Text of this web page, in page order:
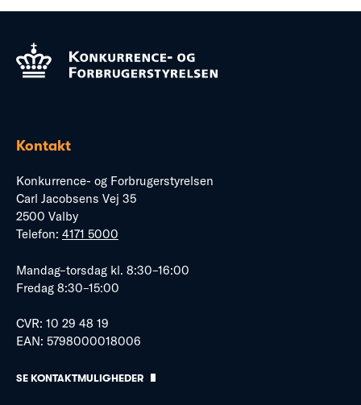
Kontakt
Konkurrence- og Forbrugerstyrelsen
Carl Jacobsens Vej 35
2500 Valby
Telefon: 4171 5000
Mandag–torsdag kl. 8:30–16:00
Fredag 8:30–15:00
CVR: 10 29 48 19
EAN: 5798000018006
SE KONTAKTMULIGHEDER